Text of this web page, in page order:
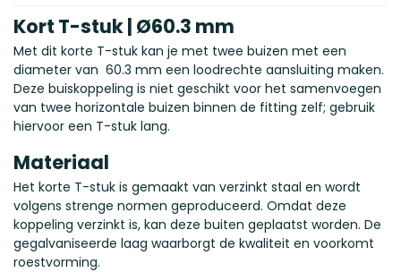
Kort T-stuk | Ø60.3 mm
Met dit korte T-stuk kan je met twee buizen met een
diameter van 60.3 mm een loodrechte aansluiting maken.
Deze buiskoppeling is niet geschikt voor het samenvoegen
van twee horizontale buizen binnen de fitting zelf; gebruik
hiervoor een T-stuk lang.
Materiaal
Het korte T-stuk is gemaakt van verzinkt staal en wordt
volgens strenge normen geproduceerd. Omdat deze
koppeling verzinkt is, kan deze buiten geplaatst worden. De
gegalvaniseerde laag waarborgt de kwaliteit en voorkomt
roestvorming.